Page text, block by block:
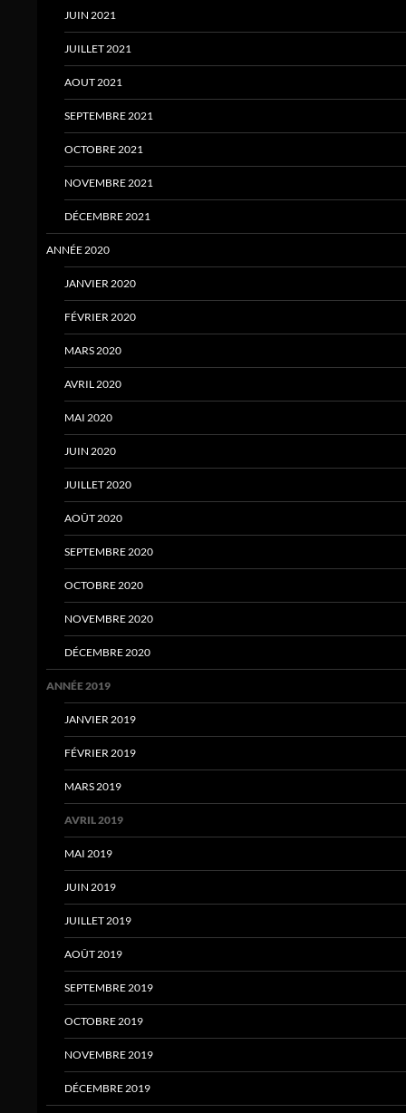
JUIN 2021
JUILLET 2021
AOUT 2021
SEPTEMBRE 2021
OCTOBRE 2021
NOVEMBRE 2021
DÉCEMBRE 2021
ANNÉE 2020
JANVIER 2020
FÉVRIER 2020
MARS 2020
AVRIL 2020
MAI 2020
JUIN 2020
JUILLET 2020
AOÛT 2020
SEPTEMBRE 2020
OCTOBRE 2020
NOVEMBRE 2020
DÉCEMBRE 2020
ANNÉE 2019
JANVIER 2019
FÉVRIER 2019
MARS 2019
AVRIL 2019
MAI 2019
JUIN 2019
JUILLET 2019
AOÛT 2019
SEPTEMBRE 2019
OCTOBRE 2019
NOVEMBRE 2019
DÉCEMBRE 2019